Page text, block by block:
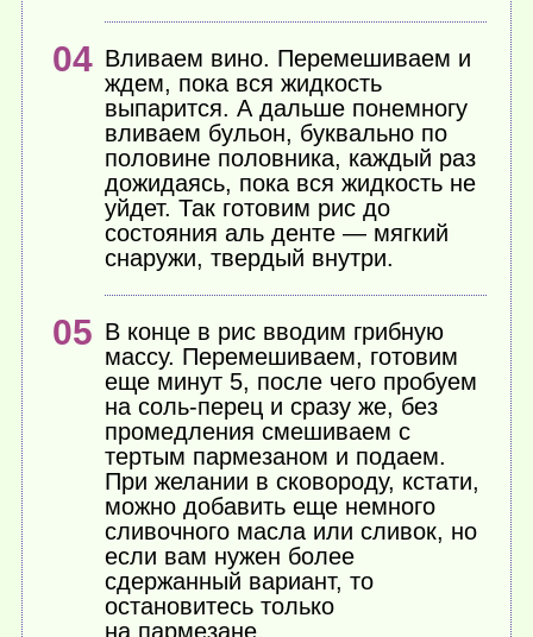
Вливаем вино. Перемешиваем и
ждем, пока вся жидкость
выпарится. А дальше понемногу
вливаем бульон, буквально по
половине половника, каждый раз
дожидаясь, пока вся жидкость не
уйдет. Так готовим рис до
состояния аль денте — мягкий
снаружи, твердый внутри.
В конце в рис вводим грибную
массу. Перемешиваем, готовим
еще минут 5, после чего пробуем
на соль-перец и сразу же, без
промедления смешиваем с
тертым пармезаном и подаем.
При желании в сковороду, кстати,
можно добавить еще немного
сливочного масла или сливок, но
если вам нужен более
сдержанный вариант, то
остановитесь только
на пармезане.